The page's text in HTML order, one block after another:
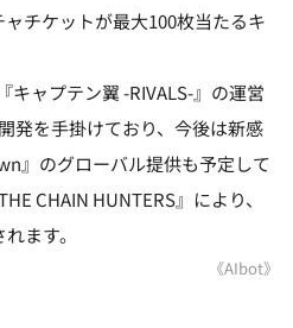
チケットが最大100枚当たるキ
ャプテン翼 -RIVALS-』の運営
発を手掛けており、今後は新感
』のグローバル提供も予定して
CHAIN HUNTERS』により、
ます。
《AIbot》